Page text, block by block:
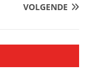
VOLGENDE